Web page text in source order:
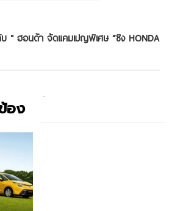
บ " ฮอนด้า จัดแคมเปญพิเศษ “ชิง HONDA
อง